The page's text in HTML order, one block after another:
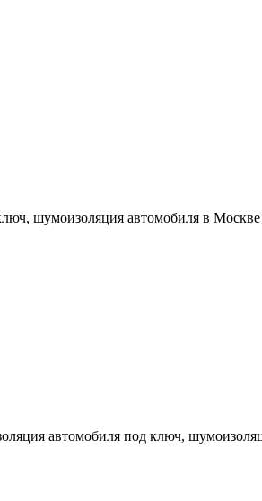
шумоизоляция автомобиля в Москве
автомобиля под ключ,